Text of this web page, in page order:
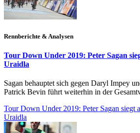
Rennberichte & Analysen
Tour Down Under 2019: Peter Sagan
Uraidla
Sagan behauptet sich gegen Daryl Impey
Patrick Bevin führt weiterhin in der
Tour Down Under 2019: Peter Sagan siegt
Uraidla